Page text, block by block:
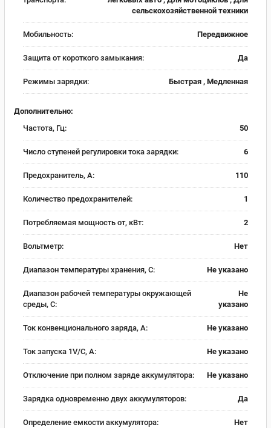
сельскохозяйственной техники
Мобильность: Передвижное
Защита от короткого замыкания: Да
Режимы зарядки: Быстрая , Медленная
Дополнительно:
Частота, Гц:
50
Число ступеней регулировки тока зарядки: 6
Предохранитель, А: 110
Количество предохранителей: 1
Потребляемая мощность от, кВт: 2
Вольтметр: Нет
Диапазон температуры хранения, С: Не указано
Диапазон рабочей температуры окружающей
среды, С:
Не
указано
Ток конвенционального заряда, А: Не указано
Ток запуска 1V/C, А: Не указано
Отключение при полном заряде аккумулятора: Не указано
Зарядка одновременно двух аккумуляторов: Да
Определение емкости аккумулятора: Нет